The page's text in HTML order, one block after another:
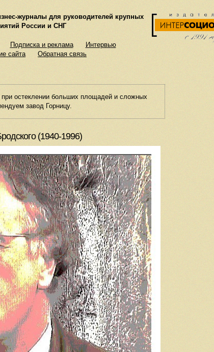
журналы для руководителей крупных
России и СНГ
Подписка и реклама
Интервью
сайта
Обратная связь
остеклении больших площадей и сложных
завод Горницу.
(1940-1996)